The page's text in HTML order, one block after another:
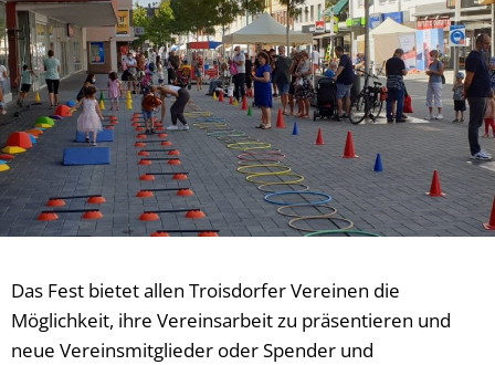
Das Fest bietet allen Troisdorfer Vereinen die
Möglichkeit, ihre Vereinsarbeit zu präsentieren und
neue Vereinsmitglieder oder Spender und